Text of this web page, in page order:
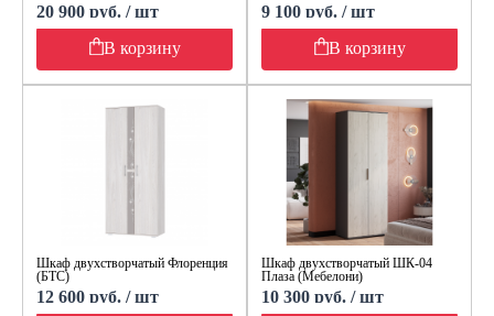
20 900 руб. / шт
В корзину
9 100 руб. / шт
В корзину
Шкаф двухстворчатый Флоренция
(БТС)
12 600 руб. / шт
Шкаф двухстворчатый ШК-04
Плаза (Мебелони)
10 300 руб. / шт